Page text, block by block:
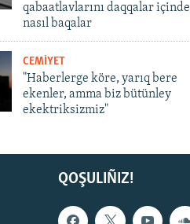
qabaatlavlarını daqqalar içinde
nasıl baqalar
CEMİYET
"Haberlerge köre, yarıq bere
ekenler, amma biz bütünley
ekektriksizmiz"
QOŞULIÑIZ!